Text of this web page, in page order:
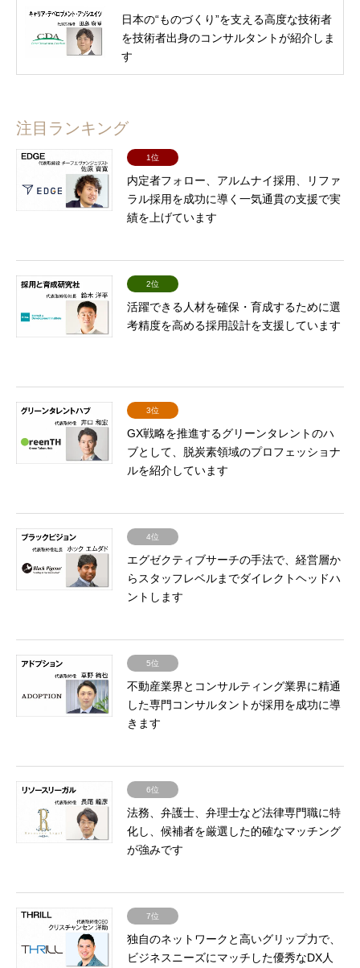
日本の“ものづくり”を支える高度な技術者
を技術者出身のコンサルタントが紹介しま
す
注目ランキング
1位
内定者フォロー、アルムナイ採用、リファ
ラル採用を成功に導く一気通貫の支援で実
績を上げています
2位
活躍できる人材を確保・育成するために選
考精度を高める採用設計を支援しています
3位
GX戦略を推進するグリーンタレントのハ
ブとして、脱炭素領域のプロフェッショナ
ルを紹介しています
4位
エグゼクティブサーチの手法で、経営層か
らスタッフレベルまでダイレクトヘッドハ
ントします
5位
不動産業界とコンサルティング業界に精通
した専門コンサルタントが採用を成功に導
きます
6位
法務、弁護士、弁理士など法律専門職に特
化し、候補者を厳選した的確なマッチング
が強みです
7位
独自のネットワークと高いグリップ力で、
ビジネスニーズにマッチした優秀なDX人